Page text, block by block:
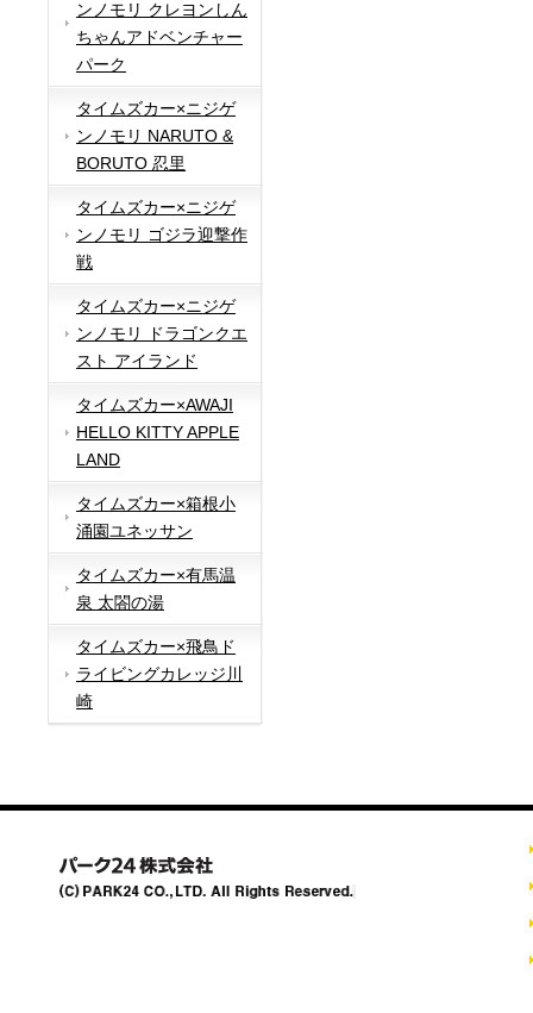
ンノモリ クレヨンしん
ちゃんアドベンチャー
パーク
タイムズカー×ニジゲ
ンノモリ NARUTO &
BORUTO 忍里
タイムズカー×ニジゲ
ンノモリ ゴジラ迎撃作
戦
タイムズカー×ニジゲ
ンノモリ ドラゴンクエ
スト アイランド
タイムズカー×AWAJI
HELLO KITTY APPLE
LAND
タイムズカー×箱根小
涌園ユネッサン
タイムズカー×有馬温
泉 太閤の湯
タイムズカー×飛鳥ド
ライビングカレッジ川
崎